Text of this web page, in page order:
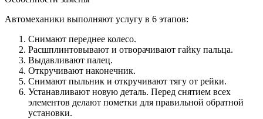
Автомеханики выполняют услугу в 6 этапов:
Снимают переднее колесо.
Расшплинтовывают и отворачивают гайку пальца.
Выдавливают палец.
Откручивают наконечник.
Снимают пыльник и откручивают тягу от рейки.
Устанавливают новую деталь. Перед снятием всех
элементов делают пометки для правильной обратной
установки.